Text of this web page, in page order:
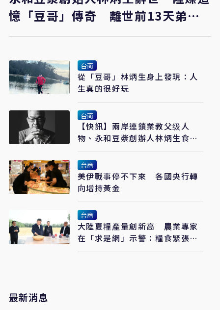
憶「豆哥」傳奇 離世前13天弟弟
接掌香港永和
台商
從「豆哥」林炳生身上發現：人
生真的很好玩
台商
【快訊】兩岸連鎖業教父级人
物、永和豆漿創辦人林炳生食道
癌病逝 享年70歲
台商
美伊戰事停不下來 各國央行轉
向增持黃金
台商
大陸夏糧產量創新高 農業專家
在「求是網」示警：糧食緊張會
長期存在
最新消息